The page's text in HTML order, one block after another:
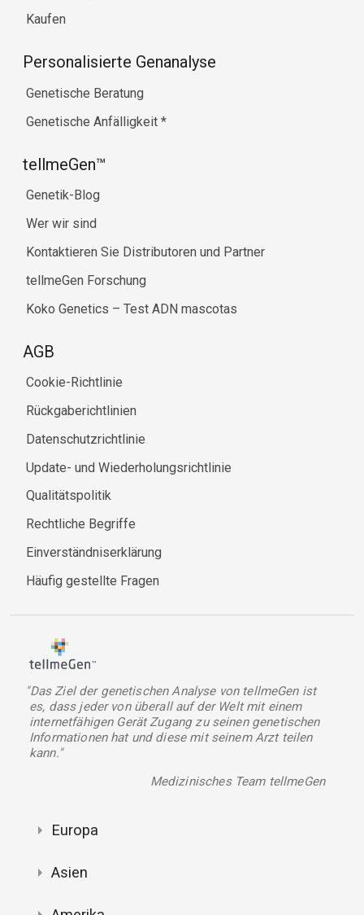
Kaufen
Personalisierte Genanalyse
Genetische Beratung
Genetische Anfälligkeit *
tellmeGen™
Genetik-Blog
Wer wir sind
Kontaktieren Sie Distributoren und Partner
tellmeGen Forschung
Koko Genetics – Test ADN mascotas
AGB
Cookie-Richtlinie
Rückgaberichtlinien
Datenschutzrichtlinie
Update- und Wiederholungsrichtlinie
Qualitätspolitik
Rechtliche Begriffe
Einverständniserklärung
Häufig gestellte Fragen
"Das Ziel der genetischen Analyse von tellmeGen ist
es, dass jeder von überall auf der Welt mit einem
internetfähigen Gerät Zugang zu seinen genetischen
Informationen hat und diese mit seinem Arzt teilen
kann."
Medizinisches Team tellmeGen
Europa
Asien